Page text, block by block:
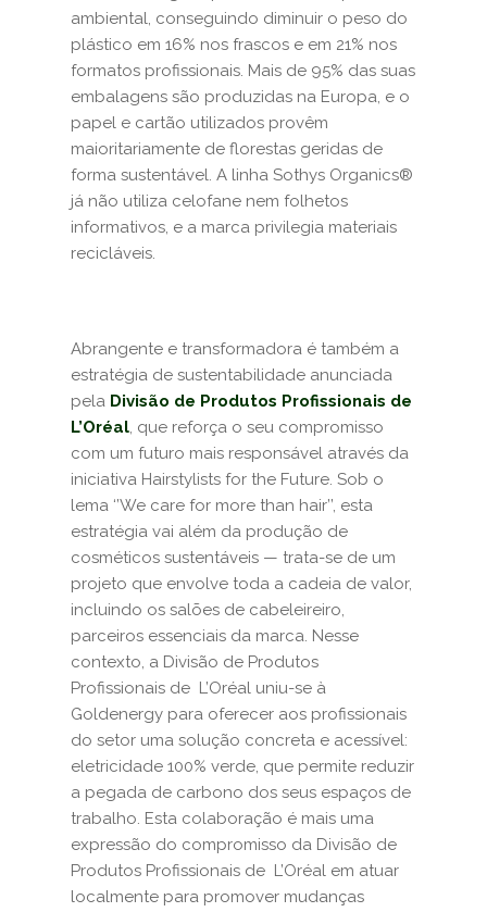
ambiental, conseguindo diminuir o peso do
plástico em 16% nos frascos e em 21% nos
formatos profissionais. Mais de 95% das suas
embalagens são produzidas na Europa, e o
papel e cartão utilizados provêm
maioritariamente de florestas geridas de
forma sustentável. A linha Sothys Organics®
já não utiliza celofane nem folhetos
informativos, e a marca privilegia materiais
recicláveis.
Abrangente e transformadora é também a
estratégia de sustentabilidade anunciada
pela Divisão de Produtos Profissionais de
L’Oréal, que reforça o seu compromisso
com um futuro mais responsável através da
iniciativa Hairstylists for the Future. Sob o
lema ‘’We care for more than hair’’, esta
estratégia vai além da produção de
cosméticos sustentáveis — trata-se de um
projeto que envolve toda a cadeia de valor,
incluindo os salões de cabeleireiro,
parceiros essenciais da marca. Nesse
contexto, a Divisão de Produtos
Profissionais de L’Oréal uniu-se à
Goldenergy para oferecer aos profissionais
do setor uma solução concreta e acessível:
eletricidade 100% verde, que permite reduzir
a pegada de carbono dos seus espaços de
trabalho. Esta colaboração é mais uma
expressão do compromisso da Divisão de
Produtos Profissionais de L’Oréal em atuar
localmente para promover mudanças